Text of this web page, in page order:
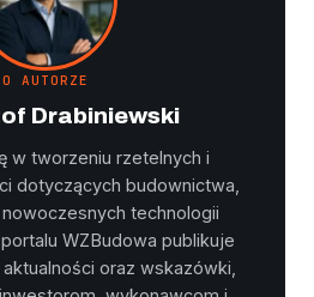
O AUTORZE
Drabiniewski
w tworzeniu rzetelnych i
dotyczących budownictwa,
technologii
WZBudowa publikuje
oraz wskazówki,